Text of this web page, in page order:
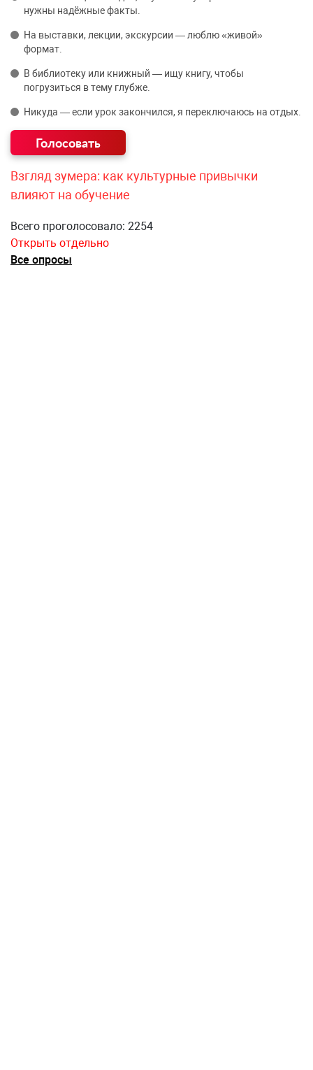
нужны надёжные факты.
На выставки, лекции, экскурсии — люблю «живой»
формат.
В библиотеку или книжный — ищу книгу, чтобы
погрузиться в тему глубже.
Никуда — если урок закончился, я переключаюсь на отдых.
Взгляд зумера: как культурные привычки
влияют на обучение
Всего проголосовало: 2254
Открыть отдельно
Все опросы